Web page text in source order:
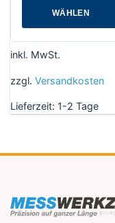
WÄHLEN
Produkt
mehrere
auf.
gewählt
inkl. MwSt.
zzgl. Versandkosten
Lieferzeit: 1-2 Tage